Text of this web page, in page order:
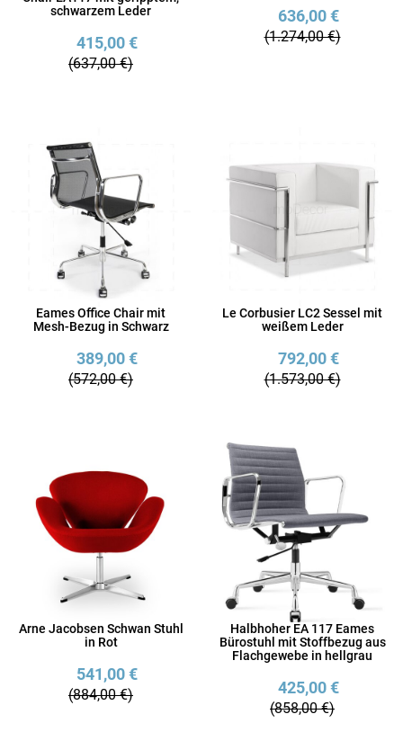
schwarzem Leder
415,00 €
(637,00 €)
636,00 €
(1.274,00 €)
Eames Office Chair mit
Mesh-Bezug in Schwarz
389,00 €
(572,00 €)
Le Corbusier LC2 Sessel mit
weißem Leder
792,00 €
(1.573,00 €)
Arne Jacobsen Schwan Stuhl
in Rot
541,00 €
(884,00 €)
Halbhoher EA 117 Eames
Bürostuhl mit Stoffbezug aus
Flachgewebe in hellgrau
425,00 €
(858,00 €)